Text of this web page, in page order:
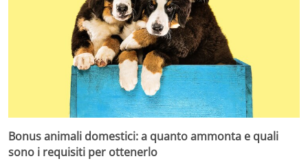
Bonus animali domestici: a quanto ammonta e quali
sono i requisiti per ottenerlo